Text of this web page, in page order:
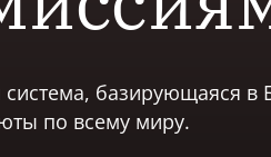
система, базирующаяся
по всему миру.